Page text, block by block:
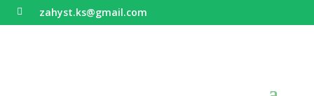
 zahyst.ks@gmail.com